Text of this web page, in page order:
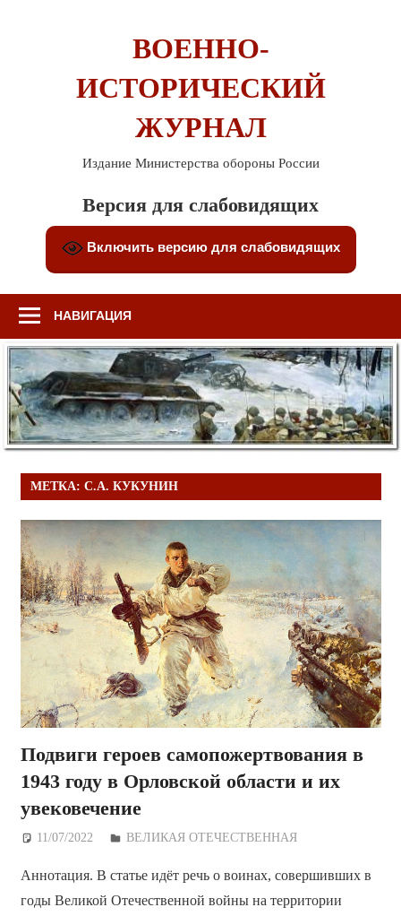
ВОЕННО-
ИСТОРИЧЕСКИЙ
ЖУРНАЛ
Издание Министерства обороны России
Версия для слабовидящих
Включить версию для слабовидящих
НАВИГАЦИЯ
МЕТКА: С.А. КУКУНИН
Подвиги героев самопожертвования в
1943 году в Орловской области и их
увековечение
11/07/2022 Дежурный по Редакции
ВЕЛИКАЯ ОТЕЧЕСТВЕННАЯ
Аннотация. В статье идёт речь о воинах, совершивших в
годы Великой Отечественной войны на территории